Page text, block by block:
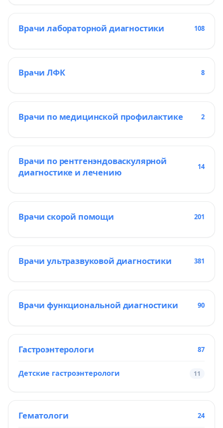
Врачи лабораторной диагностики 108
Врачи ЛФК 8
Врачи по медицинской профилактике 2
Врачи по рентгенэндоваскулярной
диагностике и лечению
14
Врачи скорой помощи 201
Врачи ультразвуковой диагностики 381
Врачи функциональной диагностики 90
Гастроэнтерологи 87
Детские гастроэнтерологи 11
Гематологи 24